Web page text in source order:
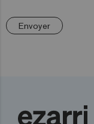
Envoyer